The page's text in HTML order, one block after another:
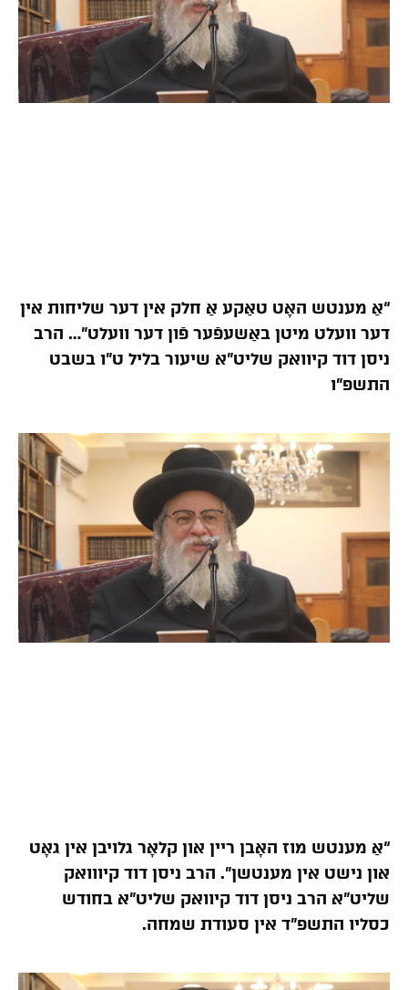
“אַ מענטש האָט טאַקע אַ חלק אין דער שליחות אין
דער וועלט מיטן באַשעפֿער פֿון דער וועלט”… הרב
ניסן דוד קיוואק שליט”א שיעור בליל ט”ו בשבט
התשפ”ו
“אַ מענטש מוז האָבן ריין און קלאָר גלויבן אין גאָט
און נישט אין מענטשן”. הרב ניסן דוד קיווואק
שליט”א הרב ניסן דוד קיוואק שליט”א בחודש
כסליו התשפ”ד אין סעודת שמחה.